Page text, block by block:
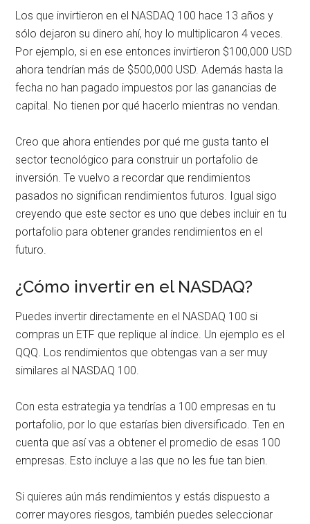
Los que invirtieron en el NASDAQ 100 hace 13 años y
sólo dejaron su dinero ahí, hoy lo multiplicaron 4 veces.
Por ejemplo, si en ese entonces invirtieron $100,000 USD
ahora tendrían más de $500,000 USD. Además hasta la
fecha no han pagado impuestos por las ganancias de
capital. No tienen por qué hacerlo mientras no vendan.
Creo que ahora entiendes por qué me gusta tanto el
sector tecnológico para construir un portafolio de
inversión. Te vuelvo a recordar que rendimientos
pasados no significan rendimientos futuros. Igual sigo
creyendo que este sector es uno que debes incluir en tu
portafolio para obtener grandes rendimientos en el
futuro.
¿Cómo invertir en el NASDAQ?
Puedes invertir directamente en el NASDAQ 100 si
compras un ETF que replique al índice. Un ejemplo es el
QQQ. Los rendimientos que obtengas van a ser muy
similares al NASDAQ 100.
Con esta estrategia ya tendrías a 100 empresas en tu
portafolio, por lo que estarías bien diversificado. Ten en
cuenta que así vas a obtener el promedio de esas 100
empresas. Esto incluye a las que no les fue tan bien.
Si quieres aún más rendimientos y estás dispuesto a
correr mayores riesgos, también puedes seleccionar